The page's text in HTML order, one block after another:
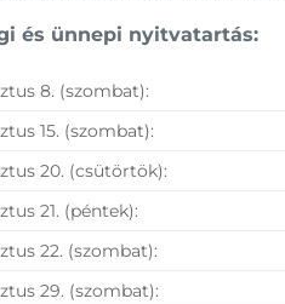
és ünnepi nyitvatartás:
8. (szombat):
15. (szombat):
20. (csütörtök):
21. (péntek):
22. (szombat):
29. (szombat):